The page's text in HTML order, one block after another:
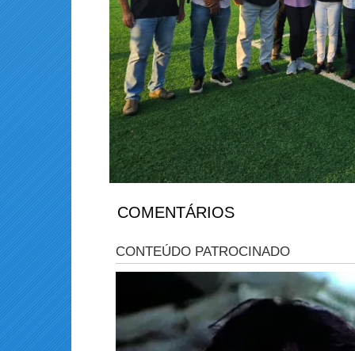
COMENTÁRIOS